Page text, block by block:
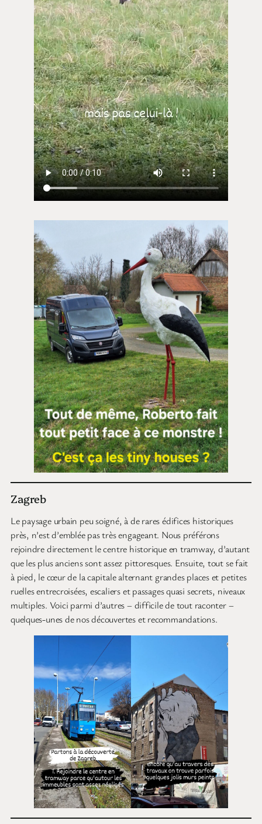
Zagreb
Le paysage urbain peu soigné, à de rares édifices historiques
près, n’est d’emblée pas très engageant. Nous préférons
rejoindre directement le centre historique en tramway, d’autant
que les plus anciens sont assez pittoresques. Ensuite, tout se fait
à pied, le cœur de la capitale alternant grandes places et petites
ruelles entrecroisées, escaliers et passages quasi secrets, niveaux
multiples. Voici parmi d’autres – difficile de tout raconter –
quelques-unes de nos découvertes et recommandations.